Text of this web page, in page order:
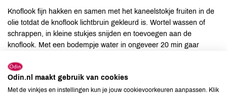
Knoflook fijn hakken en samen met het kaneelstokje fruiten in de
olie totdat de knoflook lichtbruin gekleurd is. Wortel wassen of
schrappen, in kleine stukjes snijden en toevoegen aan de
knoflook. Met een bodempje water in ongeveer 20 min gaar
of staafmixer. Tomatenpuree toevoegen. Zoveel haverdrank
toevoegen totdat de saus de gewenste dikte heeft. Op een laag
vuur verwarmen, niet laten koken. Gember schillen, in stukjes
Odin.nl maakt gebruik van cookies
Met de vinkjes en instellingen kun je jouw cookievoorkeuren aanpassen. Klik